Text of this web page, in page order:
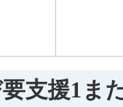
支援1ま